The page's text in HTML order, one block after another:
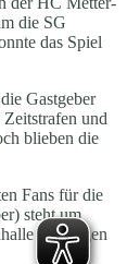
die SG
das Spiel
Gastgeber
und
blieben die
Fans für die
steht um
Vaihingen